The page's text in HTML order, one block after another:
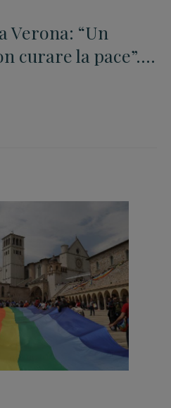
Verona: “Un
curare la pace”.
e a un